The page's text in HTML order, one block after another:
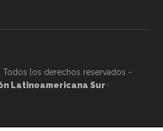
los derechos reservados -
Latinoamericana Sur ·